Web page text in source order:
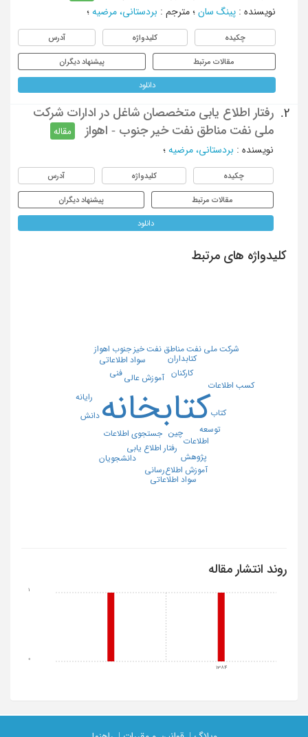
نویسنده : پینگ سان ؛ مترجم : بردستانی، مرضیه ؛
چکیده کلیدواژه آدرس
مقالات مرتبط پیشنهاد دیگران
دانلود
2.
رفتار اطلاع یابی متخصصان شاغل در ادارات شرکت
ملی نفت مناطق نفت خیر جنوب - اهواز
مقاله
نویسنده : بردستانی، مرضیه ؛
چکیده کلیدواژه آدرس
مقالات مرتبط پیشنهاد دیگران
دانلود
کلیدواژه های مرتبط
کتابخانه
آموزش عالی
جستجوی اطلاعات
چین
رفتار اطلاع یابی
سواد اطلاعاتی
شرکت ملی نفت مناطق نفت خیز جنوب اهواز
کارکنان
کتابداران
آموزش اطلاع‌رسانی
اطلاعات
پژوهش
توسعه
دانش
دانشجویان
رایانه
سواد اطلاعاتی
فنی
کتاب
کسب اطلاعات
روند انتشار مقاله
1384
0
1